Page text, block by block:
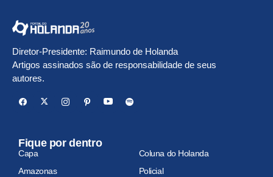
Diretor-Presidente: Raimundo de Holanda
Artigos assinados são de responsabilidade de seus
autores.
Fique por dentro
Capa
Coluna do Holanda
Amazonas
Policial